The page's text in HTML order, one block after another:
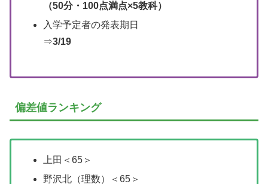
（50分・100点満点×5教科）
入学予定者の発表期日
⇒3/19
偏差値ランキング
上田＜65＞
野沢北（理数）＜65＞